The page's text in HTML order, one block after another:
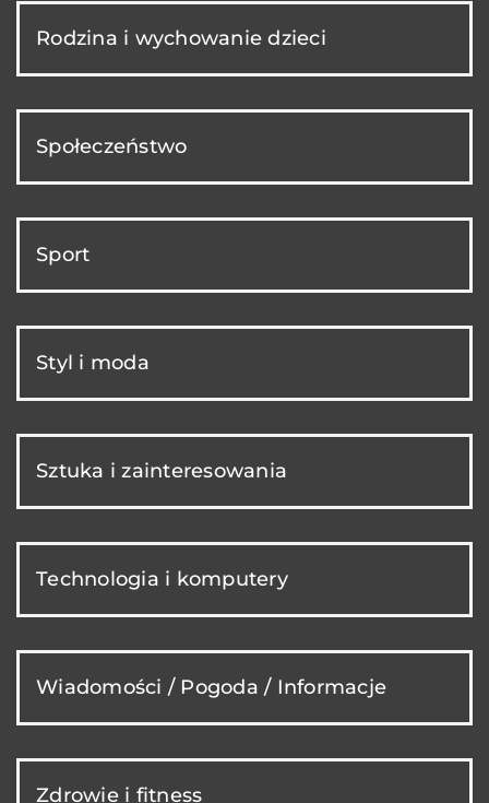
Rodzina i wychowanie dzieci
Społeczeństwo
Sport
Styl i moda
Sztuka i zainteresowania
Technologia i komputery
Wiadomości / Pogoda / Informacje
Zdrowie i fitness